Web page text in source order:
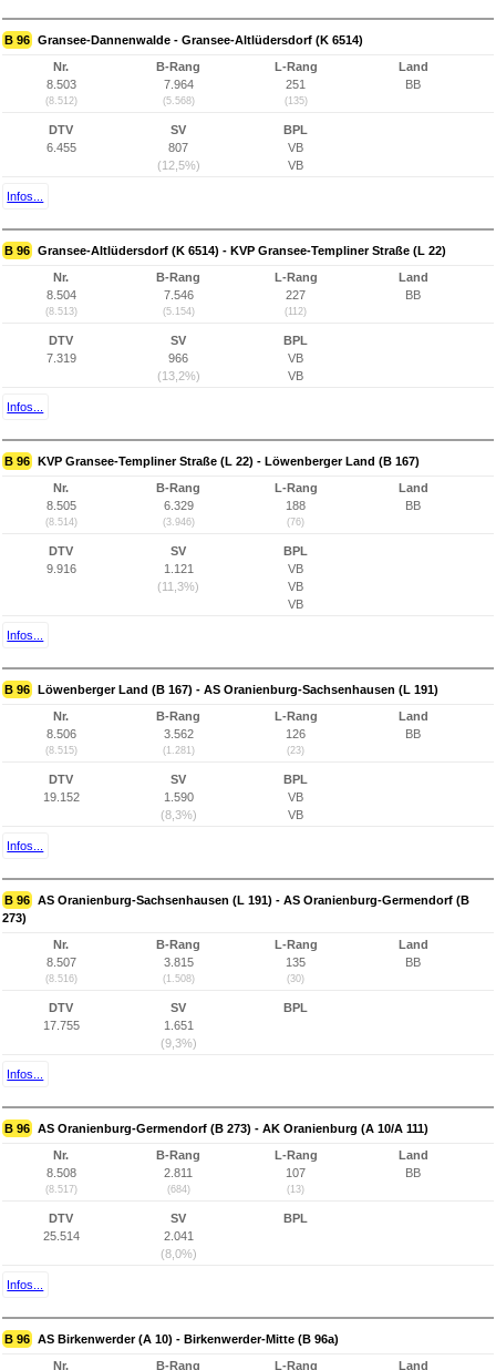
B 96 Gransee-Dannenwalde - Gransee-Altlüdersdorf (K 6514)
Nr.
8.503
(8.512)
B-Rang
7.964
(5.568)
L-Rang
251
(135)
Land
BB
DTV
6.455
SV
807
(12,5%)
BPL
VB
VB
Infos...
B 96 Gransee-Altlüdersdorf (K 6514) - KVP Gransee-Templiner Straße (L 22)
Nr.
8.504
(8.513)
B-Rang
7.546
(5.154)
L-Rang
227
(112)
Land
BB
DTV
7.319
SV
966
(13,2%)
BPL
VB
VB
Infos...
B 96 KVP Gransee-Templiner Straße (L 22) - Löwenberger Land (B 167)
Nr.
8.505
(8.514)
B-Rang
6.329
(3.946)
L-Rang
188
(76)
Land
BB
DTV
9.916
SV
1.121
(11,3%)
BPL
VB
VB
VB
Infos...
B 96 Löwenberger Land (B 167) - AS Oranienburg-Sachsenhausen (L 191)
Nr.
8.506
(8.515)
B-Rang
3.562
(1.281)
L-Rang
126
(23)
Land
BB
DTV
19.152
SV
1.590
(8,3%)
BPL
VB
VB
Infos...
B 96 AS Oranienburg-Sachsenhausen (L 191) - AS Oranienburg-Germendorf (B
273)
Nr.
8.507
(8.516)
B-Rang
3.815
(1.508)
L-Rang
135
(30)
Land
BB
DTV
17.755
SV
1.651
(9,3%)
BPL
Infos...
B 96 AS Oranienburg-Germendorf (B 273) - AK Oranienburg (A 10/A 111)
Nr.
8.508
(8.517)
B-Rang
2.811
(684)
L-Rang
107
(13)
Land
BB
DTV
25.514
SV
2.041
(8,0%)
BPL
Infos...
B 96 AS Birkenwerder (A 10) - Birkenwerder-Mitte (B 96a)
Nr. B-Rang L-Rang Land